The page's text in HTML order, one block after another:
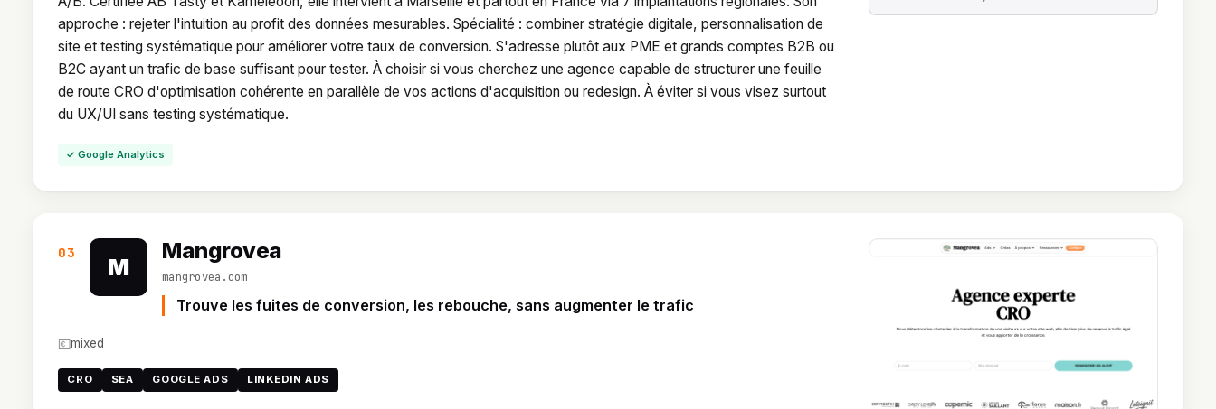
approche : rejeter l'intuition au profit des données mesurables. Spécialité : combiner stratégie digitale, personnalisation de
site et testing systématique pour améliorer votre taux de conversion. S'adresse plutôt aux PME et grands comptes B2B ou
B2C ayant un trafic de base suffisant pour tester. À choisir si vous cherchez une agence capable de structurer une feuille
de route CRO d'optimisation cohérente en parallèle de vos actions d'acquisition ou redesign. À éviter si vous visez surtout
du UX/UI sans testing systématique.
✓ Google Analytics
03
M
Mangrovea
mangrovea.com
Trouve les fuites de conversion, les rebouche, sans augmenter le trafic
💶mixed
CRO SEA GOOGLE ADS LINKEDIN ADS